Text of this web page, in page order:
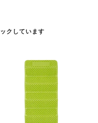
クしています